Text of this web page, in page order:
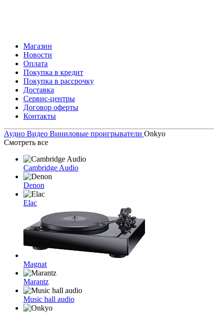
Магазин
Новости
Оплата
Покупка в кредит
Покупка в рассрочку
Доставка
Сервис-центры
Договор оферты
Контакты
Аудио Видео Виниловые проигрыватели Onkyo
Смотреть все
Cambridge Audio
Denon
Elac
Magnat
Marantz
Music hall audio